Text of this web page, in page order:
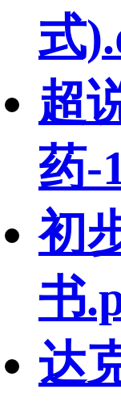
式
超
药-
初
书
达